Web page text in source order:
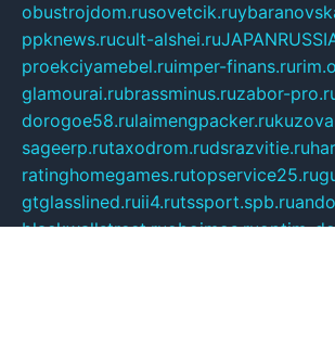
obustrojdom.rusovetcik.ru
ppknews.rucult-alshei.ru
proekciyamebel.ruimper-finans.ru
glamourai.rubrassminus.ruzabor-
dorogoe58.rulaimengpacker.ru
sageerp.rutaxodrom.rudsrazvitie.ru
ratinghomegames.rutopservice25.ru
gtglasslined.ruii4.rutssport.spb.ru
blackwallstreet.ruoboimos.ruoptim-